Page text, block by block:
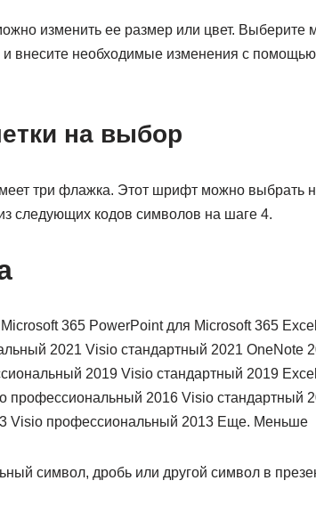
изменить ее размер или цвет. Выберите
внесите необходимые изменения с
на выбор
три флажка. Этот шрифт можно выбрать
следующих кодов символов на шаге 4.
365 PowerPoint для Microsoft 365
2021 Visio стандартный 2021 OneNote
2019 Visio стандартный 2019
профессиональный 2016 Visio стандартный
Visio профессиональный 2013 Еще. Меньше
символ, дробь или другой символ в